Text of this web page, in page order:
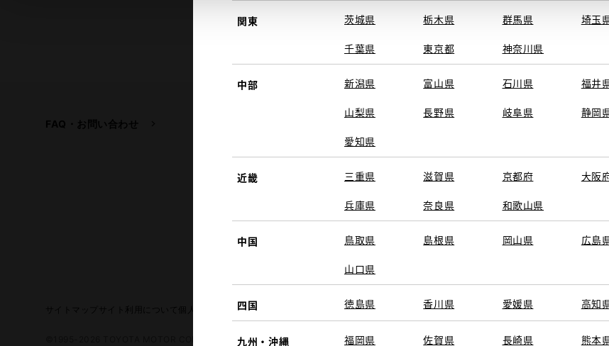
関東 茨城県 栃木県 群馬県 埼玉
千葉県 東京都 神奈川県
中部 新潟県 富山県 石川県 福井
山梨県 長野県 岐阜県 静岡
愛知県
近畿 三重県 滋賀県 京都府 大阪
兵庫県 奈良県 和歌山県
中国 鳥取県 島根県 岡山県 広島
山口県
四国 徳島県 香川県 愛媛県 高知
九州・沖縄 福岡県 佐賀県 長崎県 熊本
恐れ入りますが、しばらく経ってから再度、お試し下さい
FAQ・お問い合わせ
トヨタイムズ トヨタ中古車オンラインストア
クルマ買取
トヨタレンタカー
TOYOTA
トヨタの
サイト利用について 個人情報の取扱いについて TOYOTAアカウント利用規約 反社会的勢力に対する基本方針企業情報 リコール情
©1995-2026 TOYOTA MOTOR CORPORATION. ALL RIGHTS RESERVED.